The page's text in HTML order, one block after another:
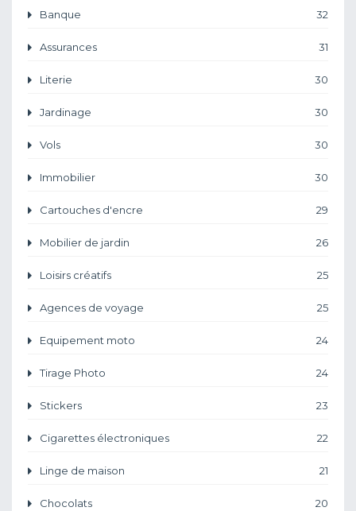
Banque 32
Assurances 31
Literie 30
Jardinage 30
Vols 30
Immobilier 30
Cartouches d'encre 29
Mobilier de jardin 26
Loisirs créatifs 25
Agences de voyage 25
Equipement moto 24
Tirage Photo 24
Stickers 23
Cigarettes électroniques 22
Linge de maison 21
Chocolats 20